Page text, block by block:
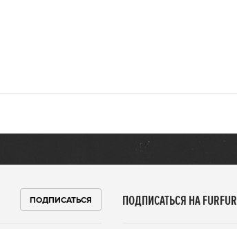
ПОДПИСАТЬСЯ ПОДПИСАТЬСЯ НА FURFUR